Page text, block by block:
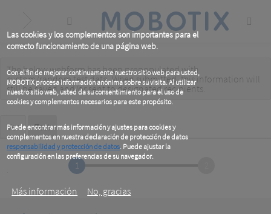
Las cookies y los complementos son importantes para el
correcto funcionamiento de una página web.
Con el fin de mejorar continuamente nuestro sitio web para usted,
MOBOTIX procesa información anónima sobre su visita. Al utilizar
nuestro sitio web, usted da su consentimiento para el uso de
cookies y complementos necesarios para este propósito.
Puede encontrar más información y ajustes para cookies y
complementos en nuestra declaración de protección de datos
responsabilidad y protección de datos. Puede ajustar la
configuración en las preferencias de su navegador.
Más información
No, gracias
content
Warning
message
The below webform has been prepopulated with
custom/random test data. When submitted, this information will
still be savedand/orsent to designated recipients
Primary
tabs
Ver Test(active
tab)
1